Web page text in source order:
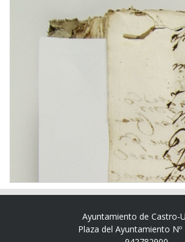
Ayuntamiento de Castro-
Plaza del Ayuntamiento Nº